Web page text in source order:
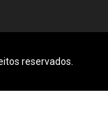
reservados.